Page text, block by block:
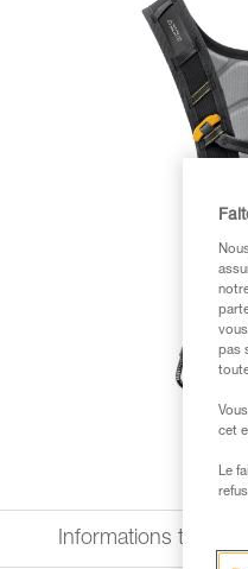
Informations
pas
cet
Le